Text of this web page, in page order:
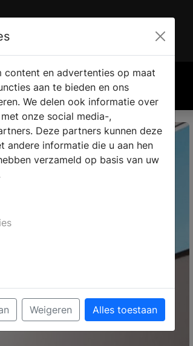
WEBSHOP
content en advertenties op maat
aan te bieden en ons
We delen ook informatie over
onze social media-,
Deze partners kunnen deze
andere informatie die u aan hen
verzameld op basis van uw
Weigeren Alles toestaan